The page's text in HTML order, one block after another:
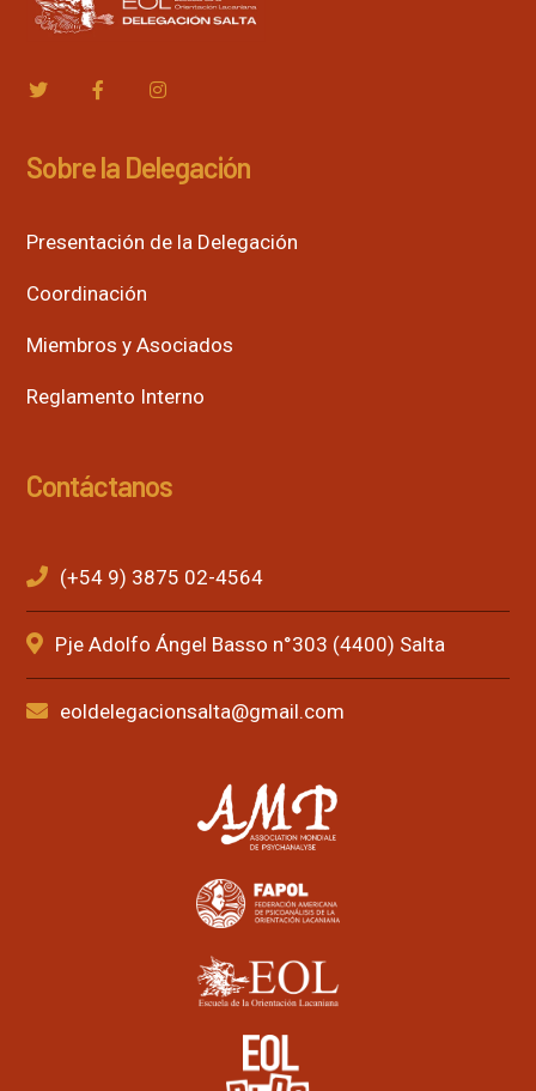
Sobre la Delegación
Presentación de la Delegación
Coordinación
Miembros y Asociados
Reglamento Interno
Contáctanos
(+54 9) 3875 02-4564
Pje Adolfo Ángel Basso n°303 (4400) Salta
eoldelegacionsalta@gmail.com